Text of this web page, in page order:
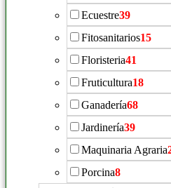
Ecuestre39
Fitosanitarios15
Floristeria41
Fruticultura18
Ganadería68
Jardinería39
Maquinaria Agraria
Porcina8